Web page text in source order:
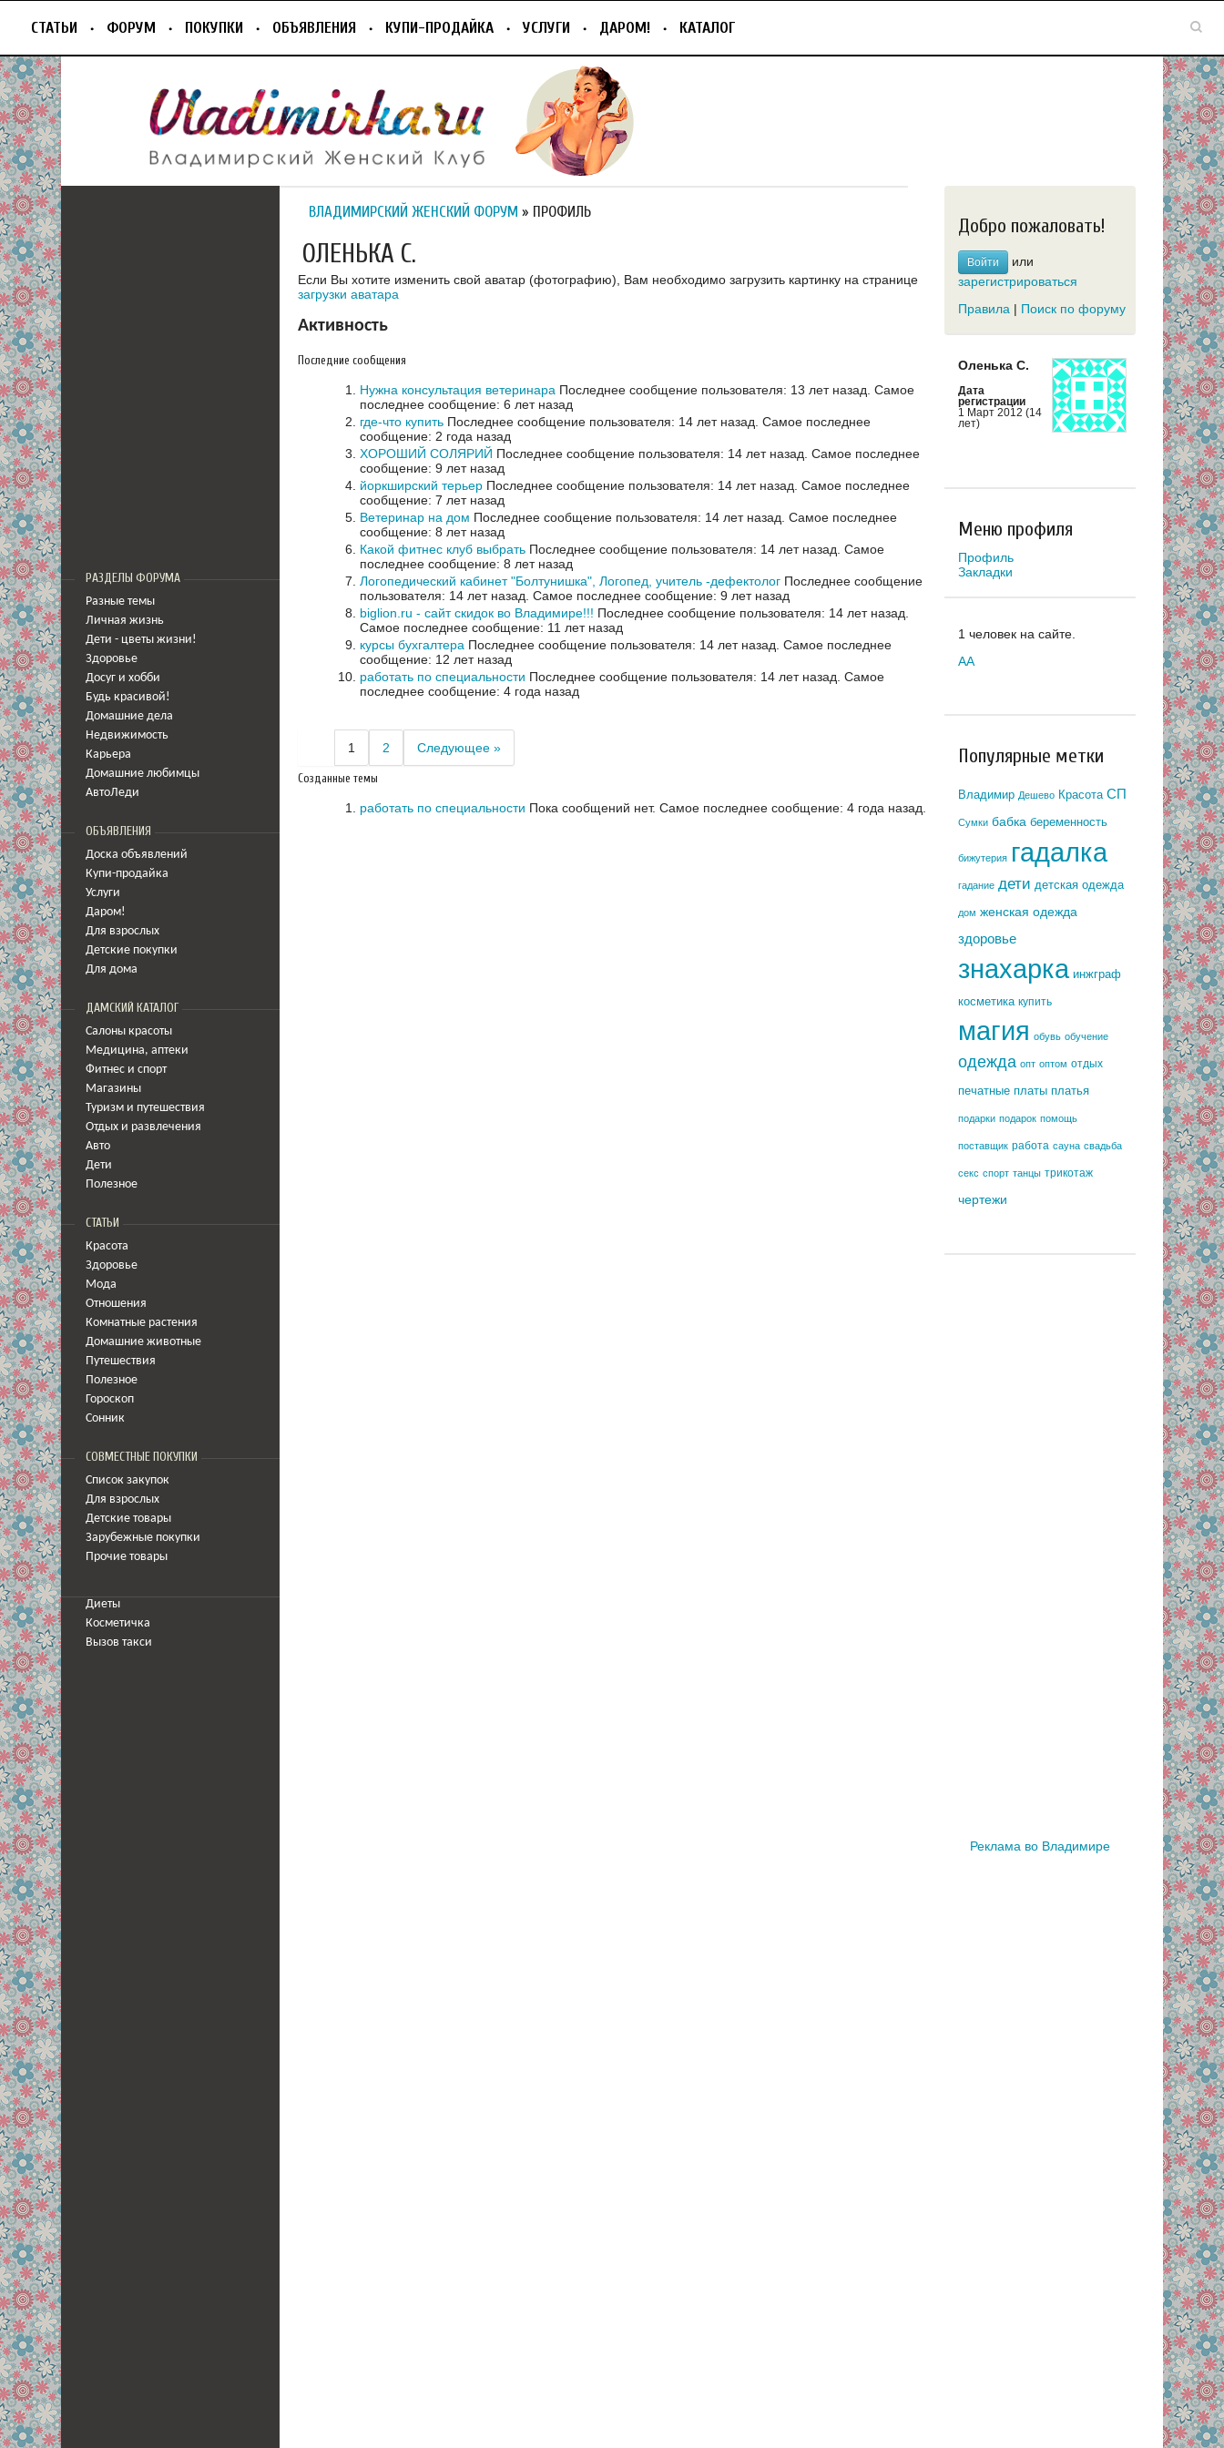
СТАТЬИ ФОРУМ ПОКУПКИ ОБЪЯВЛЕНИЯ КУПИ-ПРОДАЙКА УСЛУГИ ДАРОМ! КАТАЛОГ
РАЗДЕЛЫ ФОРУМА
Разные темы
Личная жизнь
Дети - цветы жизни!
Здоровье
Досуг и хобби
Будь красивой!
Домашние дела
Недвижимость
Карьера
Домашние любимцы
АвтоЛеди
ОБЪЯВЛЕНИЯ
Доска объявлений
Купи-продайка
Услуги
Даром!
Для взрослых
Детские покупки
Для дома
ДАМСКИЙ КАТАЛОГ
Салоны красоты
Медицина, аптеки
Фитнес и спорт
Магазины
Туризм и путешествия
Отдых и развлечения
Авто
Дети
Полезное
СТАТЬИ
Красота
Здоровье
Мода
Отношения
Комнатные растения
Домашние животные
Путешествия
Полезное
Гороскоп
Сонник
СОВМЕСТНЫЕ ПОКУПКИ
Список закупок
Для взрослых
Детские товары
Зарубежные покупки
Прочие товары
Диеты
Косметичка
Вызов такси
ВЛАДИМИРСКИЙ ЖЕНСКИЙ ФОРУМ » ПРОФИЛЬ
ОЛЕНЬКА С.
Если Вы хотите изменить свой аватар (фотографию), Вам необходимо загрузить картинку на странице
загрузки аватара
Активность
Последние сообщения
Нужна консультация ветеринара Последнее сообщение пользователя: 13 лет назад. Самое
последнее сообщение: 6 лет назад
где-что купить Последнее сообщение пользователя: 14 лет назад. Самое последнее
сообщение: 2 года назад
ХОРОШИЙ СОЛЯРИЙ Последнее сообщение пользователя: 14 лет назад. Самое последнее
сообщение: 9 лет назад
йоркширский терьер Последнее сообщение пользователя: 14 лет назад. Самое последнее
сообщение: 7 лет назад
Ветеринар на дом Последнее сообщение пользователя: 14 лет назад. Самое последнее
сообщение: 8 лет назад
Какой фитнес клуб выбрать Последнее сообщение пользователя: 14 лет назад. Самое
последнее сообщение: 8 лет назад
Логопедический кабинет "Болтунишка", Логопед, учитель -дефектолог Последнее сообщение
пользователя: 14 лет назад. Самое последнее сообщение: 9 лет назад
biglion.ru - сайт скидок во Владимире!!! Последнее сообщение пользователя: 14 лет назад.
Самое последнее сообщение: 11 лет назад
курсы бухгалтера Последнее сообщение пользователя: 14 лет назад. Самое последнее
сообщение: 12 лет назад
работать по специальности Последнее сообщение пользователя: 14 лет назад. Самое
последнее сообщение: 4 года назад
1 2 Следующее »
Созданные темы
работать по специальности Пока сообщений нет. Самое последнее сообщение: 4 года назад.
Добро пожаловать!
Войти
или
зарегистрироваться
Правила | Поиск по форуму
Оленька С.
Дата
регистрации
1 Март 2012 (14
лет)
Меню профиля
Профиль
Закладки
1 человек на сайте.
AA
Популярные метки
Владимир Дешево Красота СП
Сумки бабка беременность
бижутерия гадалка
гадание дети детская одежда
дом женская одежда
здоровье
знахарка инжграф
косметика купить
магия обувь обучение
одежда опт оптом отдых
печатные платы платья
подарки подарок помощь
поставщик работа сауна свадьба
секс спорт танцы трикотаж
чертежи
Реклама во Владимире